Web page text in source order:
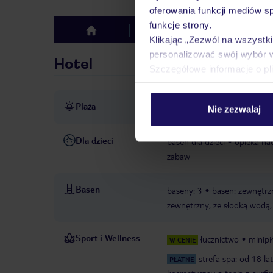
oferowania funkcji mediów
funkcje strony.
Klikając „Zezwól na
personalizować swój wybór
Szczegółowe informacje o
Nie zezwalaj
top Hotel
Hotel
Plaża bezpośrednio przy plaży
Dla dzieci basen dla dzieci opieka
zabaw
Basen baseny: 3 basen:
zewnętrzny, ze słodką
Sport i Wellness W CENIE łucznictwo
PŁATNE strefa spa: od 18 lat